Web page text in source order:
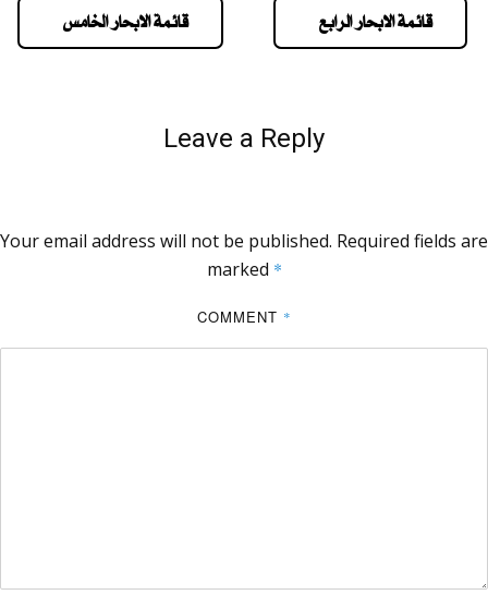
قائمة الابحار الخامس قائمة الابحار الرابع
Leave a Reply
Your email address will not be published. Required fields are
marked *
COMMENT *